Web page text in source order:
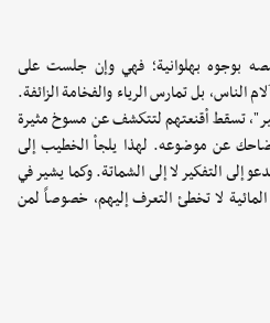
بوجوه بهلوانية؛ فهي وإن جلست على
الناس، بل تمارس الرياء والفخامة الزائفة.
تسقط أقنعتهم لتتكشف عن مسوخ مثيرة
عن موضوعه. لهذا يلجأ الخطيب إلى
إلى التفكير لا إلى الشماتة. وكما يشير في
المائية لا تخطئ التعرف إليهم، خصوصاً لمن